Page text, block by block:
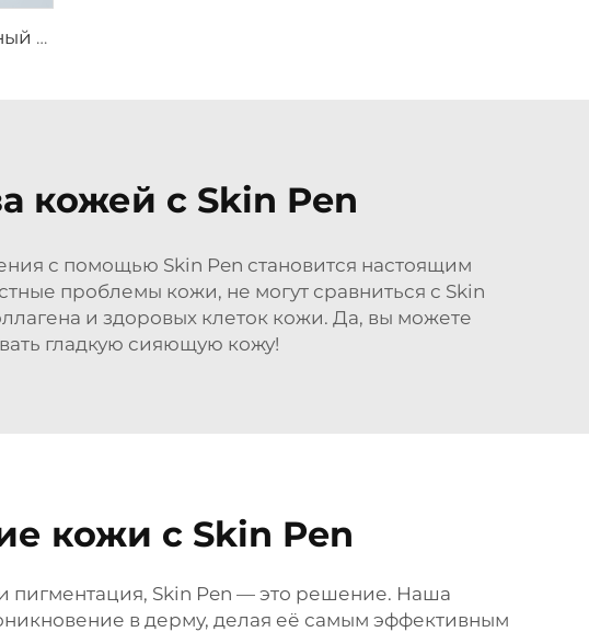
Sylfirm X микротоки и радиочастотный уход за кожей, наконечники Sylfirm X XB-49
кожей с Skin Pen
с помощью Skin Pen становится настоящим
проблемы кожи, не могут сравниться с Skin
и здоровых клеток кожи. Да, вы можете
гладкую сияющую кожу!
кожи с Skin Pen
пигментация, Skin Pen — это решение. Наша
в дерму, делая её самым эффективным